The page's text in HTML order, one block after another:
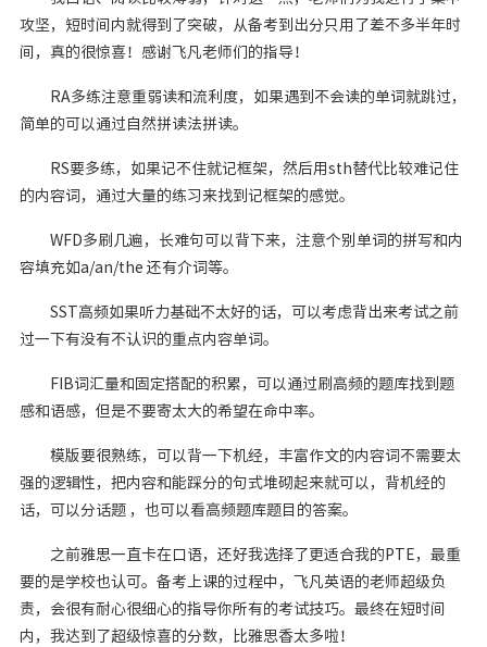
攻坚，短时间内就得到了突破，从备考到出分只用了差不多半年时
间，真的很惊喜！感谢飞凡老师们的指导！
RA多练注意重弱读和流利度，如果遇到不会读的单词就跳过，
简单的可以通过⾃然拼读法拼读。
RS要多练，如果记不住就记框架，然后⽤sth替代⽐较难记住
的内容词，通过⼤量的练习来找到记框架的感觉。
WFD多刷⼏遍，⻓难句可以背下来，注意个别单词的拼写和内
容填充如a/an/the 还有介词等。
SST⾼频如果听⼒基础不太好的话，可以考虑背出来考试之前
过⼀下有没有不认识的重点内容单词。
FIB词汇量和固定搭配的积累，可以通过刷⾼频的题库找到题
感和语感，但是不要寄太⼤的希望在命中率。
模版要很熟练，可以背⼀下机经，丰富作⽂的内容词不需要太
强的逻辑性，把内容和能踩分的句式堆砌起来就可以，背机经的
话，可以分话题 ，也可以看⾼频题库题⽬的答案。
之前雅思一直卡在口语，还好我选择了更适合我的PTE，最重
要的是学校也认可。备考上课的过程中，飞凡英语的老师超级负
责，会很有耐心很细心的指导你所有的考试技巧。最终在短时间
内，我达到了超级惊喜的分数，比雅思香太多啦！